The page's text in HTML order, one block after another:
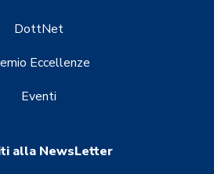
DottNet
Eccellenze
Eventi
alla NewsLetter